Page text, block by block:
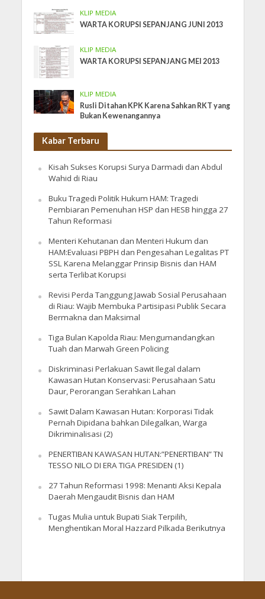
KLIP MEDIA
WARTA KORUPSI SEPANJANG JUNI 2013
KLIP MEDIA
WARTA KORUPSI SEPANJANG MEI 2013
KLIP MEDIA
Rusli Ditahan KPK Karena Sahkan RKT yang
Bukan Kewenangannya
Kabar Terbaru
Kisah Sukses Korupsi Surya Darmadi dan Abdul
Wahid di Riau
Buku Tragedi Politik Hukum HAM: Tragedi
Pembiaran Pemenuhan HSP dan HESB hingga 27
Tahun Reformasi
Menteri Kehutanan dan Menteri Hukum dan
HAM:Evaluasi PBPH dan Pengesahan Legalitas PT
SSL Karena Melanggar Prinsip Bisnis dan HAM
serta Terlibat Korupsi
Revisi Perda Tanggung Jawab Sosial Perusahaan
di Riau: Wajib Membuka Partisipasi Publik Secara
Bermakna dan Maksimal
Tiga Bulan Kapolda Riau: Mengumandangkan
Tuah dan Marwah Green Policing
Diskriminasi Perlakuan Sawit Ilegal dalam
Kawasan Hutan Konservasi: Perusahaan Satu
Daur, Perorangan Serahkan Lahan
Sawit Dalam Kawasan Hutan: Korporasi Tidak
Pernah Dipidana bahkan Dilegalkan, Warga
Dikriminalisasi (2)
PENERTIBAN KAWASAN HUTAN:”PENERTIBAN” TN
TESSO NILO DI ERA TIGA PRESIDEN (1)
27 Tahun Reformasi 1998: Menanti Aksi Kepala
Daerah Mengaudit Bisnis dan HAM
Tugas Mulia untuk Bupati Siak Terpilih,
Menghentikan Moral Hazzard Pilkada Berikutnya